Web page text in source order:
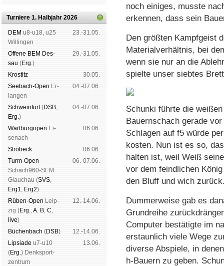
Turniere 1. Halbjahr 2026
DEM u8-u18, u25
Wil­lin­gen
23.-31.05.
Offene BEM Des­
sau (Erg.)
29.-31.05.
Kros­titz
30.05.
See­bach-Open Er­
lan­gen
04.-07.06.
Schwein­furt(DSB,
Erg.)
04.-07.06.
Wart­burg­open Ei­
se­nach
06.06.
Strö­beck
06.06.
Turm-Open
Schach960-SEM
Glau­chau (SVS,
Erg1, Erg2)
06.-07.06.
Rüben-Open Leip­
zig (Erg.,A, B, C,
live)
12.-14.06.
Büchen­bach (DSB)
12.-14.06.
Lipsiade u7-u10
(Erg.) Denk­sport­
zen­trum
13.06.
noch einiges, musste
erkennen, dass sein
Den größten Kampfgeist
Materialverhältnis, bei
wenn sie nur an die
spielte unser siebtes
Schunki führte die
Bauernschach gerade
Schlagen auf f5 würde
kosten. Nun ist es so,
halten ist, weil Weiß
vor dem feindlichen
den Bluff und wich
Dummerweise gab es
Grundreihe
Computer bestätigte im
erstaunlich viele Wege
diverse Abspiele, in
h-Bauern zu geben.